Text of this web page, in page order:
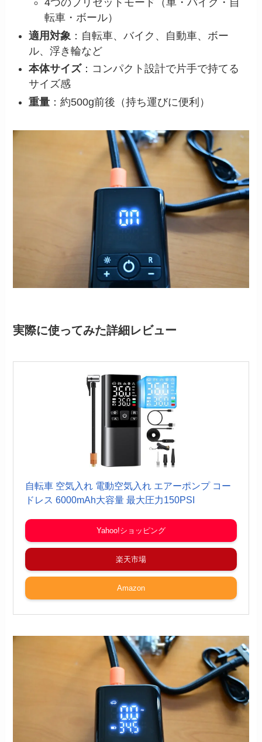
4つのプリセットモード（車・バイク・自
転車・ボール）
適用対象 ：自転車、バイク、自動車、ボー
ル、浮き輪など
本体サイズ：コンパクト設計で片手で持てる
サイズ感
重量 ：約500g前後（持ち運びに便利）
実際に使ってみた詳細レビュー
自転車 空気入れ 電動空気入れ エアーポンプ コー
ドレス 6000mAh大容量 最大圧力150PSI
Yahoo!ショッピング
楽天市場
Amazon